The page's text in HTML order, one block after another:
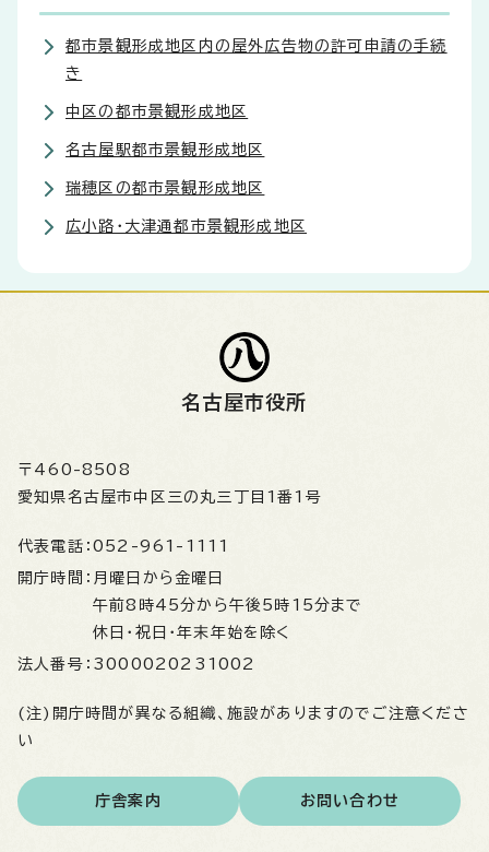
都市景観形成地区内の屋外広告物の許可申請の手続
き
中区の都市景観形成地区
名古屋駅都市景観形成地区
瑞穂区の都市景観形成地区
広小路・大津通都市景観形成地区
名古屋市役所
〒460-8508
愛知県名古屋市中区三の丸三丁目1番1号
代表電話： 052-961-1111
開庁時間： 月曜日から金曜日
午前8時45分から午後5時15分まで
休日・祝日・年末年始を除く
法人番号： 3000020231002
(注)開庁時間が異なる組織、施設がありますのでご注意くださ
い
庁舎案内 お問い合わせ